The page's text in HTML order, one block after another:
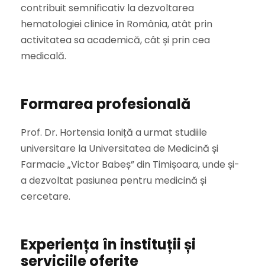
contribuit semnificativ la dezvoltarea
hematologiei clinice în România, atât prin
activitatea sa academică, cât și prin cea
medicală.
Formarea profesională
Prof. Dr. Hortensia Ioniță a urmat studiile
universitare la Universitatea de Medicină și
Farmacie „Victor Babeș” din Timișoara, unde și-
a dezvoltat pasiunea pentru medicină și
cercetare.
Experiența în instituții și
serviciile oferite